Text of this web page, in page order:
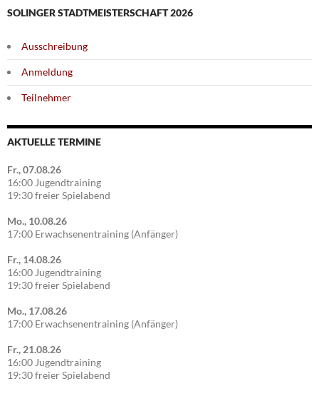
SOLINGER STADTMEISTERSCHAFT 2026
Ausschreibung
Anmeldung
Teilnehmer
AKTUELLE TERMINE
Fr., 07.08.26
16:00 Jugendtraining
19:30 freier Spielabend
Mo., 10.08.26
17:00 Erwachsenentraining (Anfänger)
Fr., 14.08.26
16:00 Jugendtraining
19:30 freier Spielabend
Mo., 17.08.26
17:00 Erwachsenentraining (Anfänger)
Fr., 21.08.26
16:00 Jugendtraining
19:30 freier Spielabend